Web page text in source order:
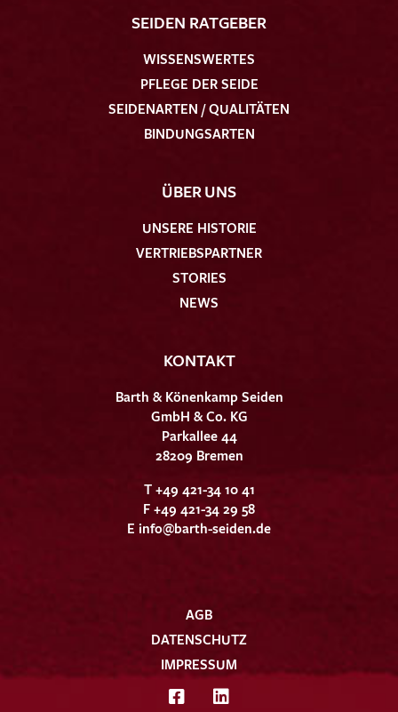
SEIDEN RATGEBER
WISSENSWERTES
PFLEGE DER SEIDE
SEIDENARTEN / QUALITÄTEN
BINDUNGSARTEN
ÜBER UNS
UNSERE HISTORIE
VERTRIEBSPARTNER
STORIES
NEWS
KONTAKT
Barth & Könenkamp Seiden
GmbH & Co. KG
Parkallee 44
28209 Bremen
T +49 421-34 10 41
F +49 421-34 29 58
E info@barth-seiden.de
AGB
DATENSCHUTZ
IMPRESSUM